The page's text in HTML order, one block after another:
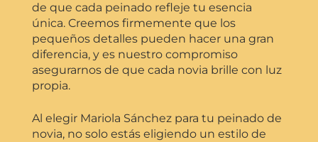
de que cada peinado refleje tu esencia
única. Creemos firmemente que los
pequeños detalles pueden hacer una gran
diferencia, y es nuestro compromiso
asegurarnos de que cada novia brille con luz
propia.
Al elegir Mariola Sánchez para tu peinado de
novia, no solo estás eligiendo un estilo de